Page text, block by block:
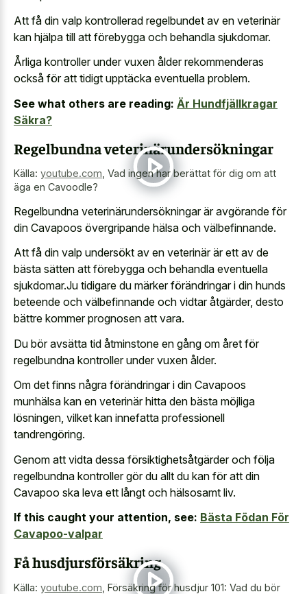
Att få din valp kontrollerad regelbundet av en veterinär
kan hjälpa till att förebygga och behandla sjukdomar.
Årliga kontroller under vuxen ålder rekommenderas
också för att tidigt upptäcka eventuella problem.
See what others are reading: Är Hundfjällkragar
Säkra?
Regelbundna veterinärundersökningar
Källa: youtube.com Vad ingen har berättat för dig om att
äga en Cavoodle?
Regelbundna veterinärundersökningar är avgörande för
din Cavapoos övergripande hälsa och välbefinnande.
Att få din valp undersökt av en veterinär är ett av de
bästa sätten att förebygga och behandla eventuella
sjukdomar.Ju tidigare du märker förändringar i din hunds
beteende och välbefinnande och vidtar åtgärder, desto
bättre kommer prognosen att vara.
Du bör avsätta tid åtminstone en gång om året för
regelbundna kontroller under vuxen ålder.
Om det finns några förändringar i din Cavapoos
munhälsa kan en veterinär hitta den bästa möjliga
lösningen, vilket kan innefatta professionell
tandrengöring.
Genom att vidta dessa försiktighetsåtgärder och följa
regelbundna kontroller gör du allt du kan för att din
Cavapoo ska leva ett långt och hälsosamt liv.
If this caught your attention, see: Bästa Födan För
Cavapoo-valpar
Få husdjursförsäkring
Källa: youtube.com Försäkring för husdjur 101: Vad du bör